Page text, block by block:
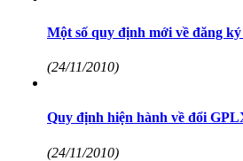
Một số quy định mới về đăng ký
(24/11/2010)
Quy định hiện hành về đổi
(24/11/2010)